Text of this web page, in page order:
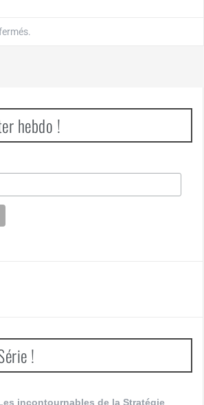
hebdo !
!
incontournables de la Stratégie